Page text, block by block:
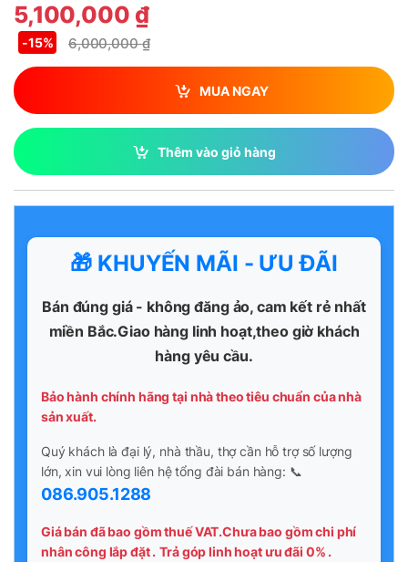
5,100,000 ₫
6,000,000₫
-15%
MUA NGAY
Thêm vào giỏ hàng
🎁 KHUYẾN MÃI - ƯU ĐÃI
Bán đúng giá - không đăng ảo, cam kết rẻ nhất
miền Bắc.Giao hàng linh hoạt,theo giờ khách
hàng yêu cầu.
Bảo hành chính hãng tại nhà theo tiêu chuẩn của nhà
sản xuất.
Quý khách là đại lý, nhà thầu, thợ cần hỗ trợ số lượng
lớn, xin vui lòng liên hệ tổng đài bán hàng: 📞
086.905.1288
Giá bán đã bao gồm thuế VAT.Chưa bao gồm chi phí
nhân công lắp đặt . Trả góp linh hoạt ưu đãi 0% .